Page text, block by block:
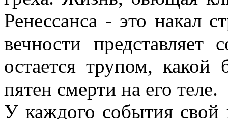
Ренессанса - это накал
вечности
остается трупом,
пятен смерти на его теле.
У каждого события свой